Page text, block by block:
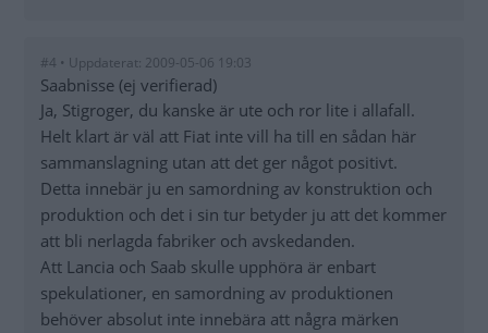
#4 • Uppdaterat: 2009-05-06 19:03
Saabnisse (ej verifierad)
Ja, Stigroger, du kanske är ute och ror lite i allafall.
Helt klart är väl att Fiat inte vill ha till en sådan här
sammanslagning utan att det ger något positivt.
Detta innebär ju en samordning av konstruktion och
produktion och det i sin tur betyder ju att det kommer
att bli nerlagda fabriker och avskedanden.
Att Lancia och Saab skulle upphöra är enbart
spekulationer, en samordning av produktionen
behöver absolut inte innebära att några märken